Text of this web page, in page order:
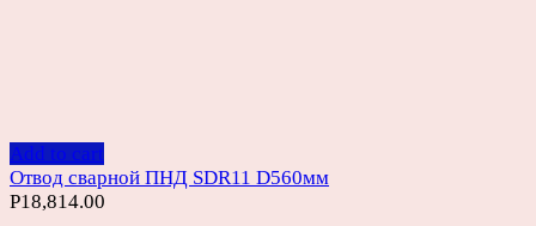
Add to cart
Отвод сварной ПНД SDR11 D560мм
Р18,814.00